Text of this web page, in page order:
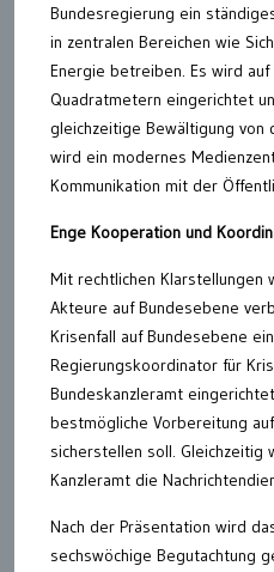
Bundesregierung ein
in zentralen Bereichen wie
Energie betreiben. Es wird
Quadratmetern eingerichtet
gleichzeitige Bewältigung von
wird ein modernes
Kommunikation mit der
Enge Kooperation und
Mit rechtlichen Klarstellungen
Akteure auf Bundesebene
Krisenfall auf Bundesebene
Regierungskoordinator für
Bundeskanzleramt
bestmögliche Vorbereitung
sicherstellen soll.
Kanzleramt die
Nach der Präsentation wird
sechswöchige Begutachtung